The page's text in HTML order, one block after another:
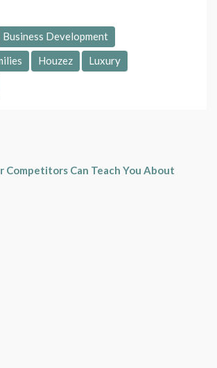
Business Development
Houzez
Luxury
Competitors Can Teach You About